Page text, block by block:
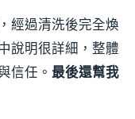
經過清洗後完全煥
說明很詳細，整體
信任。 最後還幫我